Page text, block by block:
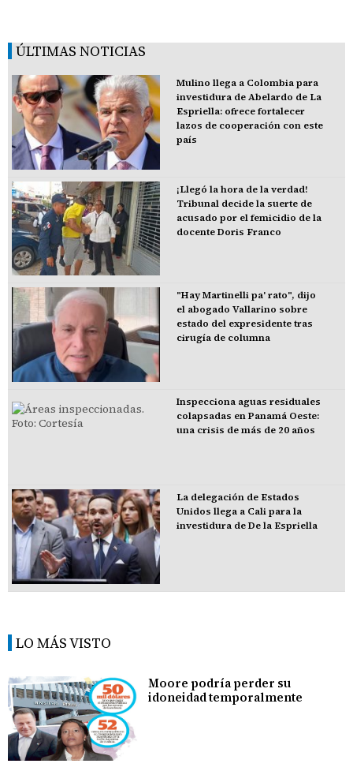
ÚLTIMAS NOTICIAS
Mulino llega a Colombia para
investidura de Abelardo de La
Espriella: ofrece fortalecer
lazos de cooperación con este
país
¡Llegó la hora de la verdad!
Tribunal decide la suerte de
acusado por el femicidio de la
docente Doris Franco
"Hay Martinelli pa' rato", dijo
el abogado Vallarino sobre
estado del expresidente tras
cirugía de columna
Inspecciona aguas residuales
colapsadas en Panamá Oeste:
una crisis de más de 20 años
La delegación de Estados
Unidos llega a Cali para la
investidura de De la Espriella
LO MÁS VISTO
Moore podría perder su
idoneidad temporalmente